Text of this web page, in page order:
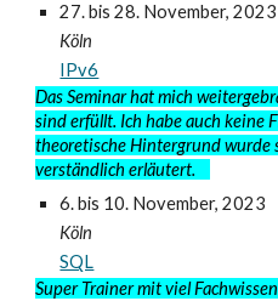
27. bis 28. November, 2023
Köln
IPv6
Das Seminar hat mich
sind erfüllt. Ich habe auch keine
theoretische Hintergrund wurde
verständlich erläutert.
6. bis 10. November, 2023
Köln
SQL
Super Trainer mit viel